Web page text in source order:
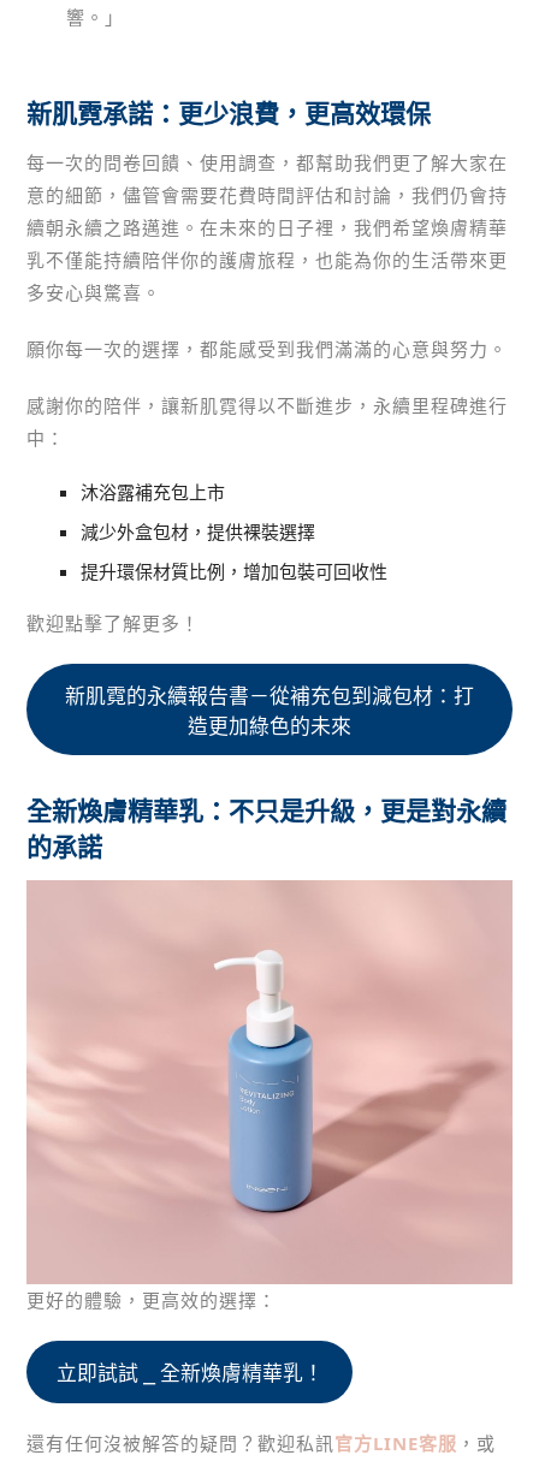
響。」
新肌霓承諾：更少浪費，更高效環保
每一次的問卷回饋、使用調查，都幫助我們更了解大家在
意的細節，儘管會需要花費時間評估和討論，我們仍會持
續朝永續之路邁進。在未來的日子裡，我們希望煥膚精華
乳不僅能持續陪伴你的護膚旅程，也能為你的生活帶來更
多安心與驚喜。
願你每一次的選擇，都能感受到我們滿滿的心意與努力。
感謝你的陪伴，讓新肌霓得以不斷進步，永續里程碑進行
中：
沐浴露補充包上市
減少外盒包材，提供裸裝選擇
提升環保材質比例，增加包裝可回收性
歡迎點擊了解更多！
新肌霓的永續報告書－從補充包到減包材：打
造更加綠色的未來
全新煥膚精華乳：不只是升級，更是對永續
的承諾
更好的體驗，更高效的選擇：
立即試試 ⎯ 全新煥膚精華乳！
還有任何沒被解答的疑問？歡迎私訊 官方LINE客服 ，或